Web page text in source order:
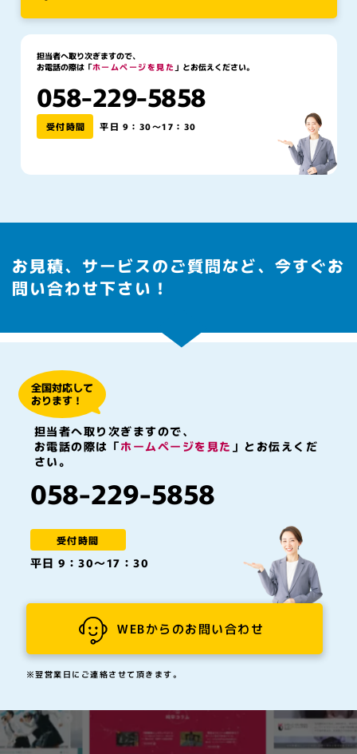
担当者へ取り次ぎますので、
お電話の際は「ホームページを見た 」とお伝えください。
058-229-5858
受付時間 平日 9：30～17：30
お見積、サービスのご質問など、今すぐお
問い合わせ下さい！
全国対応して
おります！
担当者へ取り次ぎますので、
お電話の際は「ホームページを見た 」とお伝えくだ
さい。
058-229-5858
受付時間
平日 9：30～17：30
WEBからのお問い合わせ
※翌営業日にご連絡させて頂きます。